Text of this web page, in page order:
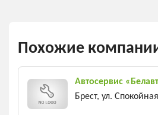
Похожие
Автосервис
Брест, ул.